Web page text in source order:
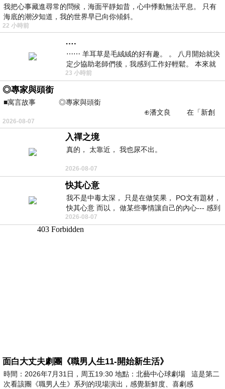
我把心事藏進尋常的問候，海面平靜如昔，心中悸動無法平息。 只有
海底的潮汐知道，我的世界早已向你傾斜。
22 小時前
….
⋯⋯ 羊耳草是毛絨絨的好有趣。 。 八月開始就決
定少協助老師們後，我感到工作好輕鬆。 本來就
不是我的工作啊。 真
23 小時前
◎專家與頭銜
■寓言故事 ◎專家與頭銜
⊕潘文良 在「新創
之谷」裡——
2026-08-07
入禪之境
真的， 太靠近， 我也尿不出。
2026-08-07
快其心意
我不是中毒太深， 只是在做笑果， PO文有題材，
快其心意 而以， 做某些事情讓自己的內心--- 感到
愉快。
2026-08-07
面白大丈夫劇團《職男人生11-開始新生活》
時間：2026年7月31日，周五19:30 地點：北藝中心球劇場 這是第二
次看該團《職男人生》系列的現場演出，感覺新鮮度、喜劇感